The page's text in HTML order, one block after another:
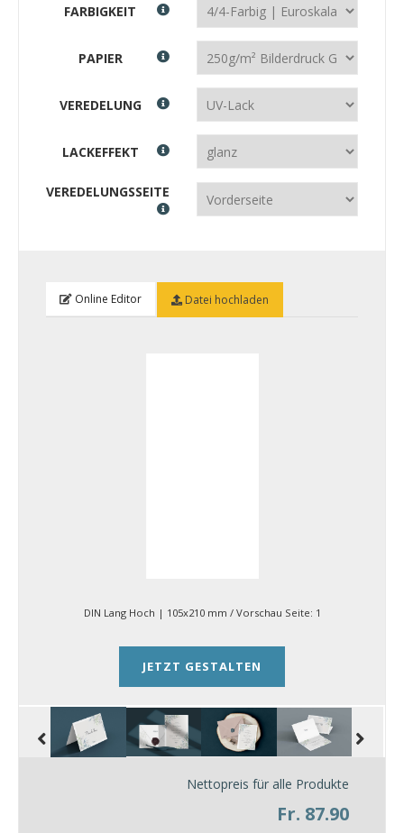
FARBIGKEIT
PAPIER
VEREDELUNG
LACKEFFEKT
VEREDELUNGSSEITE
Online Editor Datei hochladen
DIN Lang Hoch | 105x210 mm / Vorschau Seite: 1
JETZT GESTALTEN
Nettopreis für alle Produkte
Fr. 87.90